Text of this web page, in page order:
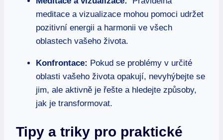
meditace a vizualizace​ mohou pomoci udržet
pozitivní energii ​a ‌harmonii ve ⁣všech‍
oblastech vašeho života.
Konfrontace: Pokud ‍se problémy‌ v‌ určité
oblasti vašeho života opakují, nevyhýbejte se
jim, ale aktivně je​ řešte ‍a hledejte​ způsoby,
jak ⁣je transformovat.
Tipy a triky ​pro praktické